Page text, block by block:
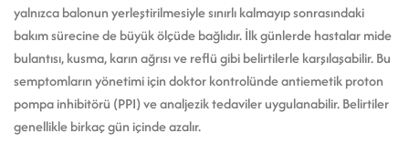
yalnızca balonun yerleştirilmesiyle sınırlı kalmayıp sonrasındaki
bakım sürecine de büyük ölçüde bağlıdır. İlk günlerde hastalar mide
bulantısı, kusma, karın ağrısı ve reflü gibi belirtilerle karşılaşabilir. Bu
semptomların yönetimi için doktor kontrolünde antiemetik proton
pompa inhibitörü (PPI) ve analjezik tedaviler uygulanabilir. Belirtiler
genellikle birkaç gün içinde azalır.